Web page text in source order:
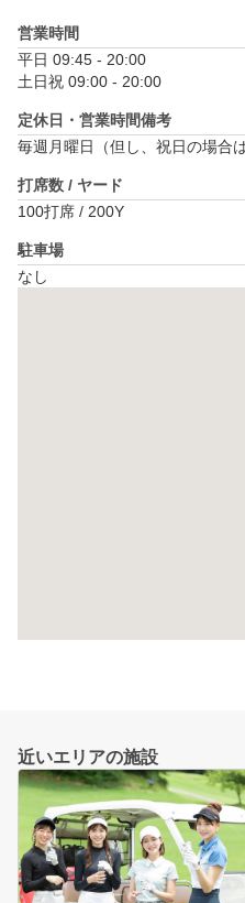
営業時間
平日 09:45 - 20:00
土日祝 09:00 - 20:00
定休日・営業時間備考
毎週月曜日（但し、祝日の場合
打席数 / ヤード
100打席 / 200Y
駐車場
なし
近いエリアの施設